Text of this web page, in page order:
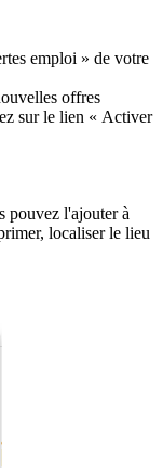
emploi » de votre
offres
sur le lien « Activer
pouvez l'ajouter à
localiser le lieu